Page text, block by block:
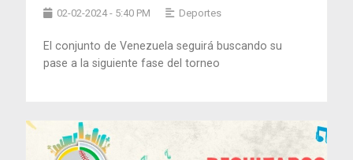
02-02-2024 - 5:40 PM Deportes
El conjunto de Venezuela seguirá buscando su
pase a la siguiente fase del torneo